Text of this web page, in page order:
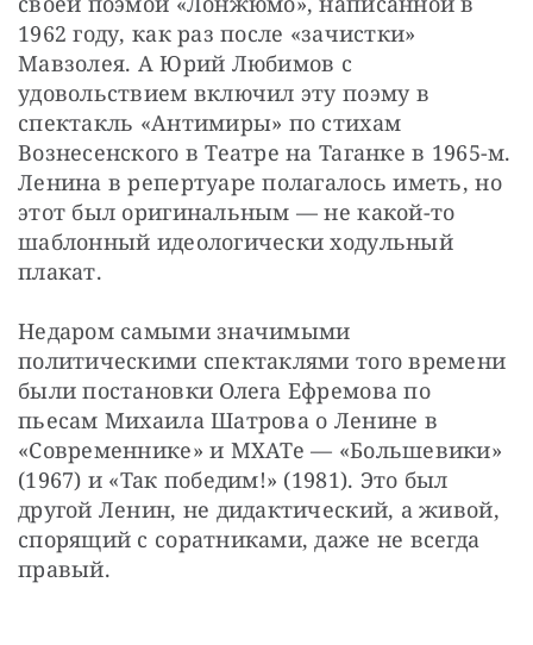
1962 году, как раз после «зачистки»
Мавзолея. А Юрий Любимов с
удовольствием включил эту поэму в
спектакль «Антимиры» по стихам
Вознесенского в Театре на Таганке в 1965-м.
Ленина в репертуаре полагалось иметь, но
этот был оригинальным — не какой-то
шаблонный идеологически ходульный
плакат.
Недаром самыми значимыми
политическими спектаклями того времени
были постановки Олега Ефремова по
пьесам Михаила Шатрова о Ленине в
«Современнике» и МХАТе — «Большевики»
(1967) и «Так победим!» (1981). Это был
другой Ленин, не дидактический, а живой,
спорящий с соратниками, даже не всегда
правый.